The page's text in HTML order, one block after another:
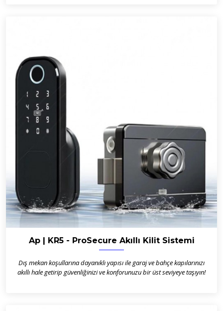
Ap | KR5 - ProSecure Akıllı Kilit Sistemi
Dış mekan koşullarına dayanıklı yapısı ile garaj ve bahçe kapılarınızı
akıllı hale getirip güvenliğinizi ve konforunuzu bir üst seviyeye taşıyın!